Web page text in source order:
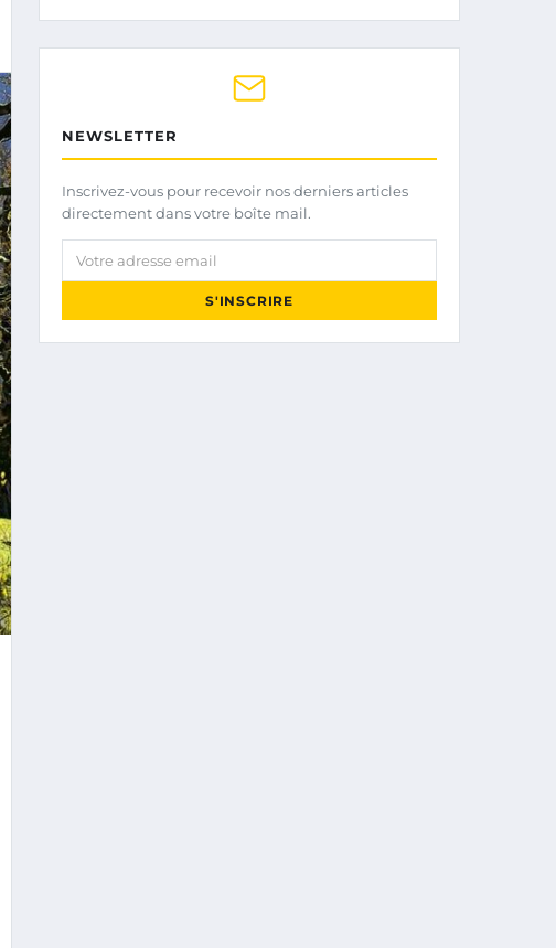
NEWSLETTER
Inscrivez-vous pour recevoir nos derniers articles
directement dans votre boîte mail.
Votre adresse email
S'INSCRIRE